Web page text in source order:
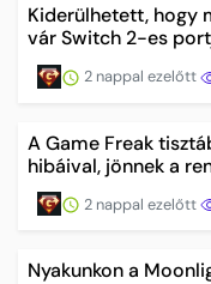
Kiderülhetett, hogy
vár Switch 2-es
2 nappal ezelőtt
A Game Freak
hibáival, jönnek a
2 nappal ezelőtt
Nyakunkon a